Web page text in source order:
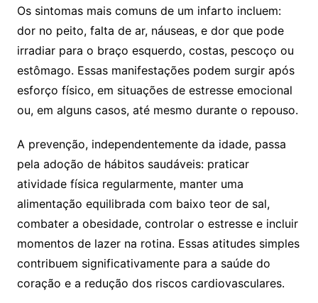
Os sintomas mais comuns de um infarto incluem:
dor no peito, falta de ar, náuseas, e dor que pode
irradiar para o braço esquerdo, costas, pescoço ou
estômago. Essas manifestações podem surgir após
esforço físico, em situações de estresse emocional
ou, em alguns casos, até mesmo durante o repouso.
A prevenção, independentemente da idade, passa
pela adoção de hábitos saudáveis: praticar
atividade física regularmente, manter uma
alimentação equilibrada com baixo teor de sal,
combater a obesidade, controlar o estresse e incluir
momentos de lazer na rotina. Essas atitudes simples
contribuem significativamente para a saúde do
coração e a redução dos riscos cardiovasculares.